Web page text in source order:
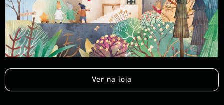
Ver na loja